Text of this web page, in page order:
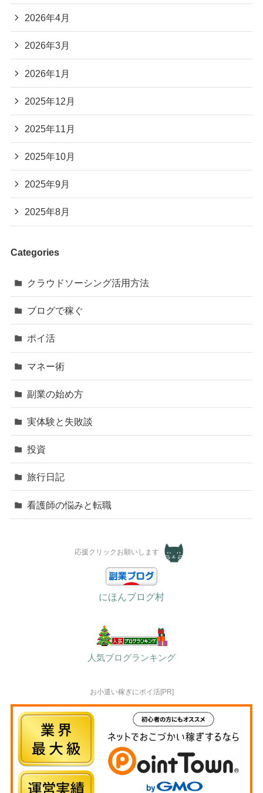
2026年4月
2026年3月
2026年1月
2025年12月
2025年11月
2025年10月
2025年9月
2025年8月
Categories
クラウドソーシング活用方法
ブログで稼ぐ
ポイ活
マネー術
副業の始め方
実体験と失敗談
投資
旅行日記
看護師の悩みと転職
応援クリックお願いします
にほんブログ村
人気ブログランキング
お小遣い稼ぎにポイ活[PR]